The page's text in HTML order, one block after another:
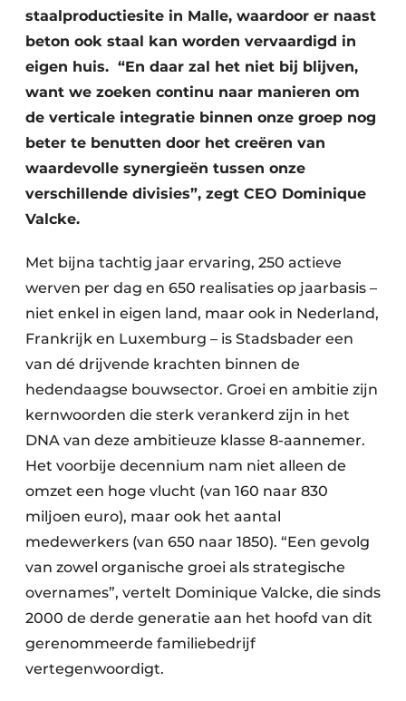
Renovatie
Software
Veiligheid & Opleiding
Zonwering
staalproductiesite in Malle, waardoor er naast
beton ook staal kan worden vervaardigd in
eigen huis. “En daar zal het niet bij blijven,
want we zoeken continu naar manieren om
de verticale integratie binnen onze groep nog
beter te benutten door het creëren van
waardevolle synergieën tussen onze
verschillende divisies”, zegt CEO Dominique
Valcke.
Met bijna tachtig jaar ervaring, 250 actieve
werven per dag en 650 realisaties op jaarbasis –
niet enkel in eigen land, maar ook in Nederland,
Frankrijk en Luxemburg – is Stadsbader een
van dé drijvende krachten binnen de
hedendaagse bouwsector. Groei en ambitie zijn
kernwoorden die sterk verankerd zijn in het
DNA van deze ambitieuze klasse 8-aannemer.
Het voorbije decennium nam niet alleen de
omzet een hoge vlucht (van 160 naar 830
miljoen euro), maar ook het aantal
medewerkers (van 650 naar 1850). “Een gevolg
van zowel organische groei als strategische
overnames”, vertelt Dominique Valcke, die sinds
2000 de derde generatie aan het hoofd van dit
gerenommeerde familiebedrijf
vertegenwoordigt.